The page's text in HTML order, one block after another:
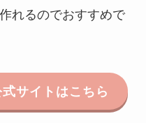
れるのでおすすめで
サイトはこちら